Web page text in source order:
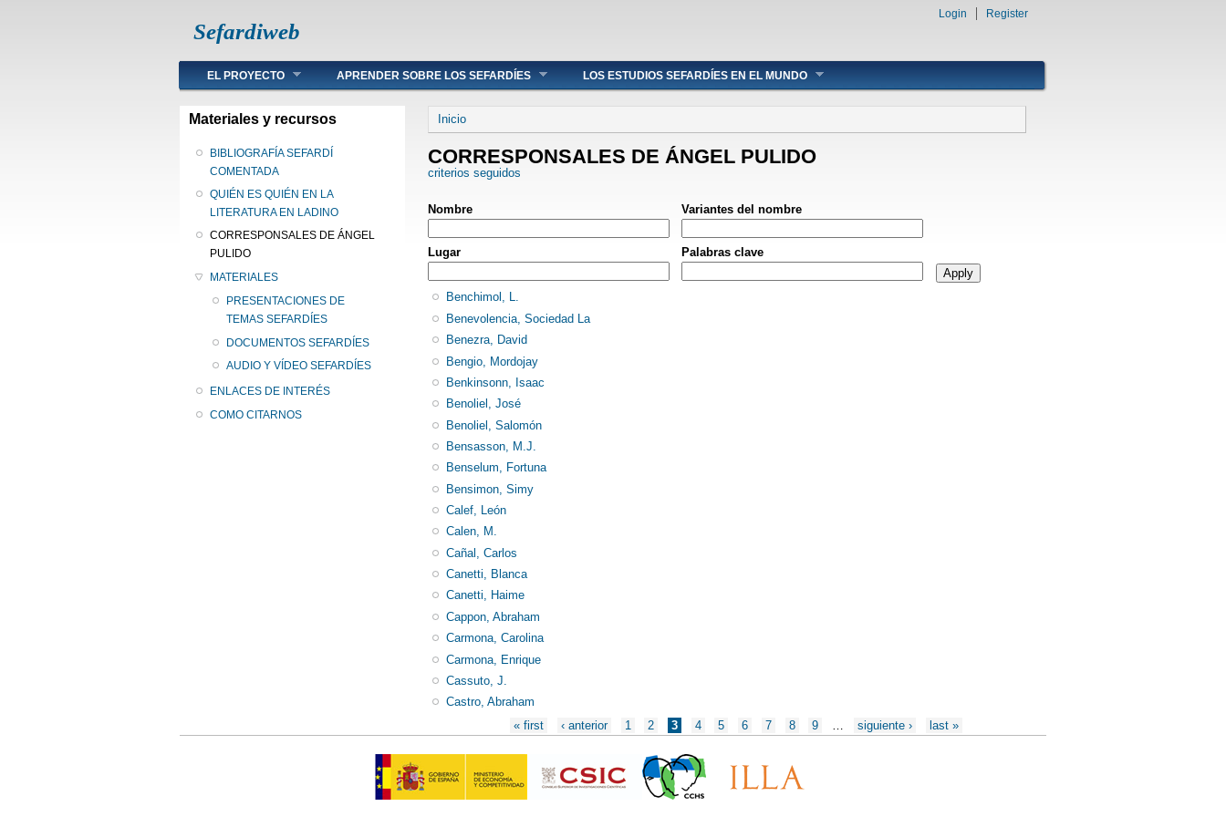
Sefardiweb
Login Register
Main menu
EL PROYECTO APRENDER SOBRE LOS SEFARDÍES LOS ESTUDIOS SEFARDÍES EN EL MUNDO
Materiales y recursos
BIBLIOGRAFÍA SEFARDÍ
COMENTADA
QUIÉN ES QUIÉN EN LA
LITERATURA EN LADINO
CORRESPONSALES DE ÁNGEL
PULIDO
MATERIALES
PRESENTACIONES DE
TEMAS SEFARDÍES
DOCUMENTOS SEFARDÍES
AUDIO Y VÍDEO SEFARDÍES
ENLACES DE INTERÉS
COMO CITARNOS
Se encuentra usted aquí
Inicio
CORRESPONSALES DE ÁNGEL PULIDO
criterios seguidos
Nombre Variantes del nombre
Lugar Palabras clave
Benchimol, L.
Benevolencia, Sociedad La
Benezra, David
Bengio, Mordojay
Benkinsonn, Isaac
Benoliel, José
Benoliel, Salomón
Bensasson, M.J.
Benselum, Fortuna
Bensimon, Simy
Calef, León
Calen, M.
Cañal, Carlos
Canetti, Blanca
Canetti, Haime
Cappon, Abraham
Carmona, Carolina
Carmona, Enrique
Cassuto, J.
Castro, Abraham
« first ‹ anterior 1 2 3 4 5 6 7 8 9 … siguiente › last »